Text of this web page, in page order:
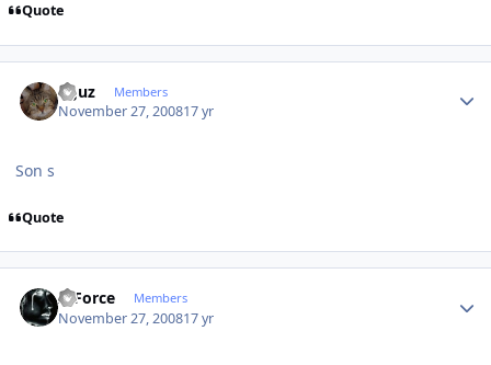
Quote
oguz Members
November 27, 200817 yr
Son s
Quote
X-Force Members
November 27, 200817 yr